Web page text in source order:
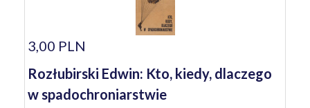
3,00 PLN
Rozłubirski Edwin: Kto, kiedy, dlaczego
w spadochroniarstwie